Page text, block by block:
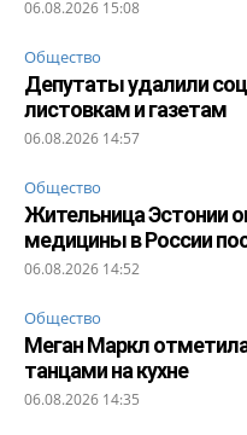
06.08.2026 15:08
Общество
Депутаты удалили
листовкам и газетам
06.08.2026 14:57
Общество
Жительница Эстонии
медицины в России
06.08.2026 14:52
Общество
Меган Маркл
танцами на кухне
06.08.2026 14:35